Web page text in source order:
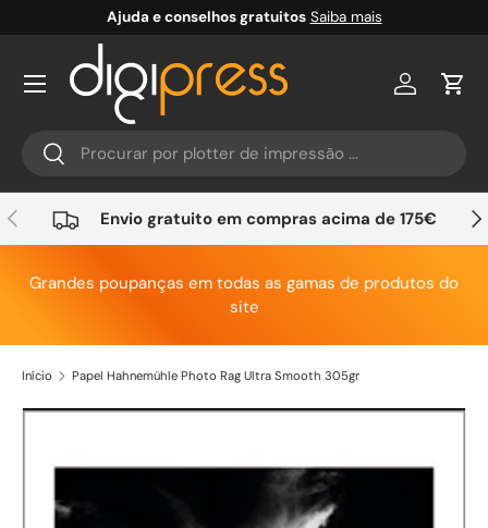
Ir para o conteúdo
Ajuda e conselhos gratuitos Saiba mais
Pesquisar
Pesquisar
Conta
Anterior Envio gratuito em compras acima de 175€
Grandes poupanças em todas as gamas de produtos do
site
Início Papel Hahnemühle Photo Rag Ultra Smooth 305gr